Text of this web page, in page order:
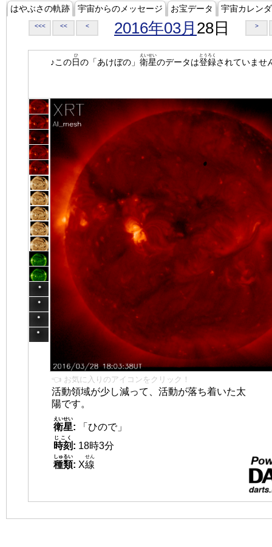
はやぶさの軌跡 宇宙からのメッセージ お宝データ 宇宙カレン
<<< << < 2016年03月 28日 >
♪この日
ひ
の「あけぼの」 衛星
えいせい
のデータは登録
とうろく
されていませ
👈 お気に入りのアイコンをクリック！
活動領域が少し減って、活動が落ち着いた太
陽です。
衛星
えいせい
:
「ひので」
時刻
じこく
: 18時3分
種類
しゅるい
: X線
せん